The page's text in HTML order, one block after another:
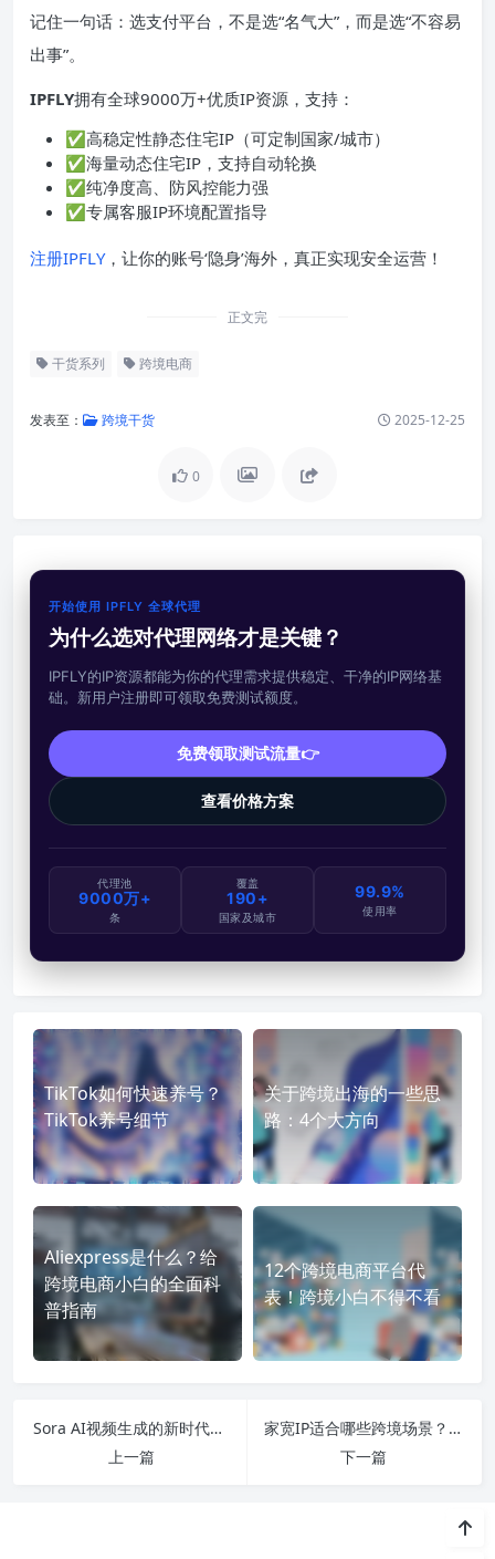
记住一句话：选支付平台，不是选“名气大”，而是选“不容易
出事”。
IPFLY拥有全球9000万+优质IP资源，支持：
✅高稳定性静态住宅IP（可定制国家/城市）
✅海量动态住宅IP，支持自动轮换
✅纯净度高、防风控能力强
✅专属客服IP环境配置指导
注册IPFLY，让你的账号‘隐身’海外，真正实现安全运营！
正文完
干货系列 跨境电商
发表至： 跨境干货 2025-12-25
0
开始使用 IPFLY 全球代理
为什么选对代理网络才是关键？
IPFLY的IP资源都能为你的代理需求提供稳定、干净的IP网络基
础。新用户注册即可领取免费测试额度。
免费领取测试流量👉
查看价格方案
代理池
9000万+
条
覆盖
190+
国家及城市
99.9%
使用率
TikTok如何快速养号？
TikTok养号细节
关于跨境出海的一些思
路：4个大方向
Aliexpress是什么？给
跨境电商小白的全面科
普指南
12个跨境电商平台代
表！跨境小白不得不看
Sora AI视频生成的新时代，内容创作者的游戏规则正在被改写
上一篇
家宽IP适合哪些跨境场景？新手常见误区一次讲清
下一篇